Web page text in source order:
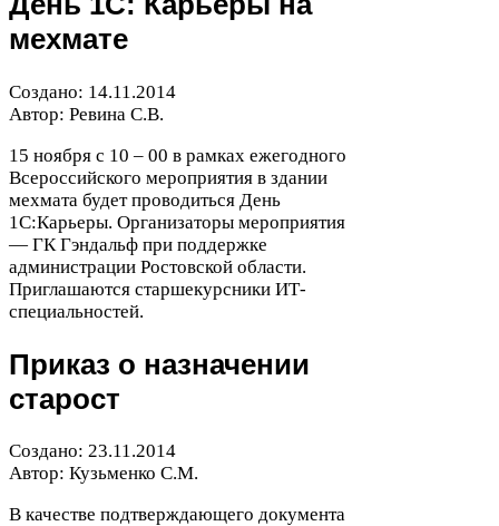
мехмате
Создано: 14.11 .2014
Автор: Ревина С.В.
15 ноября с 10 – 00 в рамках ежегодного
Всероссийского мероприятия в здании
мехмата будет проводиться День
1С:Карьеры. Организаторы мероприятия
— ГКГэндальф при поддержке
администрации Ростовской области.
Приглашаются старшекурсники ИТ-​
специальностей.
Приказ о назначении
старост
Создано: 23.11.2014
Автор: Кузьменко С.М.
В качестве подтверждающего документа